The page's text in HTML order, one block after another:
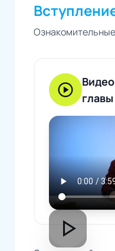
play_circle
главы
play_arrow